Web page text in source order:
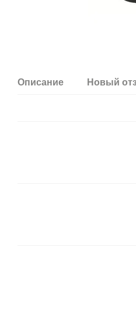
Описание Новый